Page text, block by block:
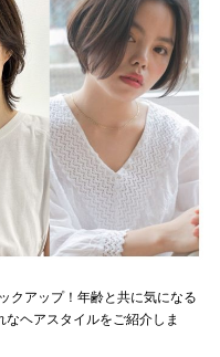
クアップ！年齢と共に気になる
ヘアスタイルをご紹介しま